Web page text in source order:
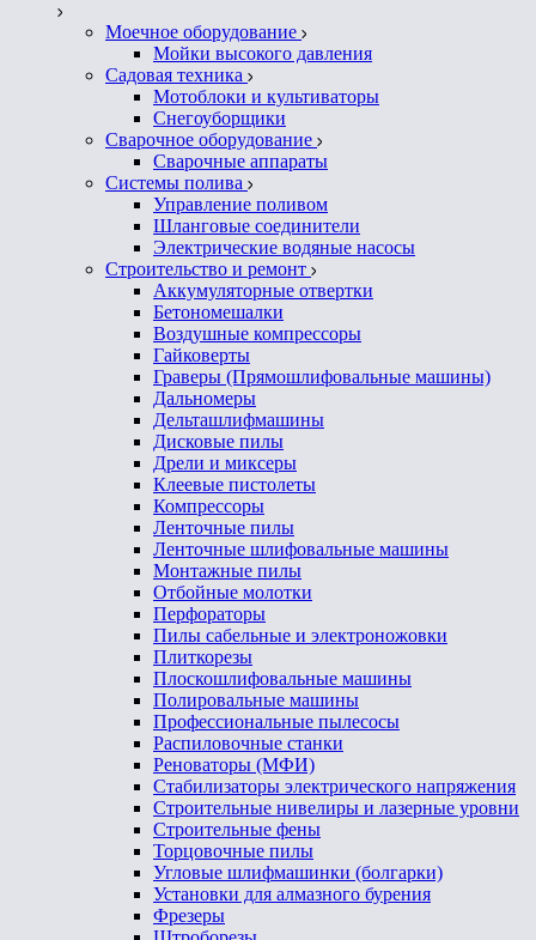
Моечное оборудование
Мойки высокого давления
Садовая техника
Мотоблоки и культиваторы
Снегоуборщики
Сварочное оборудование
Сварочные аппараты
Системы полива
Управление поливом
Шланговые соединители
Электрические водяные насосы
Строительство и ремонт
Аккумуляторные отвертки
Бетономешалки
Воздушные компрессоры
Гайковерты
Граверы (Прямошлифовальные машины)
Дальномеры
Дельташлифмашины
Дисковые пилы
Дрели и миксеры
Клеевые пистолеты
Компрессоры
Ленточные пилы
Ленточные шлифовальные машины
Монтажные пилы
Отбойные молотки
Перфораторы
Пилы сабельные и электроножовки
Плиткорезы
Плоскошлифовальные машины
Полировальные машины
Профессиональные пылесосы
Распиловочные станки
Реноваторы (МФИ)
Стабилизаторы электрического напряжения
Строительные нивелиры и лазерные уровни
Строительные фены
Торцовочные пилы
Угловые шлифмашинки (болгарки)
Установки для алмазного бурения
Фрезеры